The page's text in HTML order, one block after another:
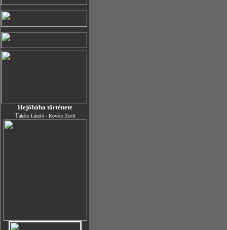
Hejőbába története
Takács László - Kovács Zsolt